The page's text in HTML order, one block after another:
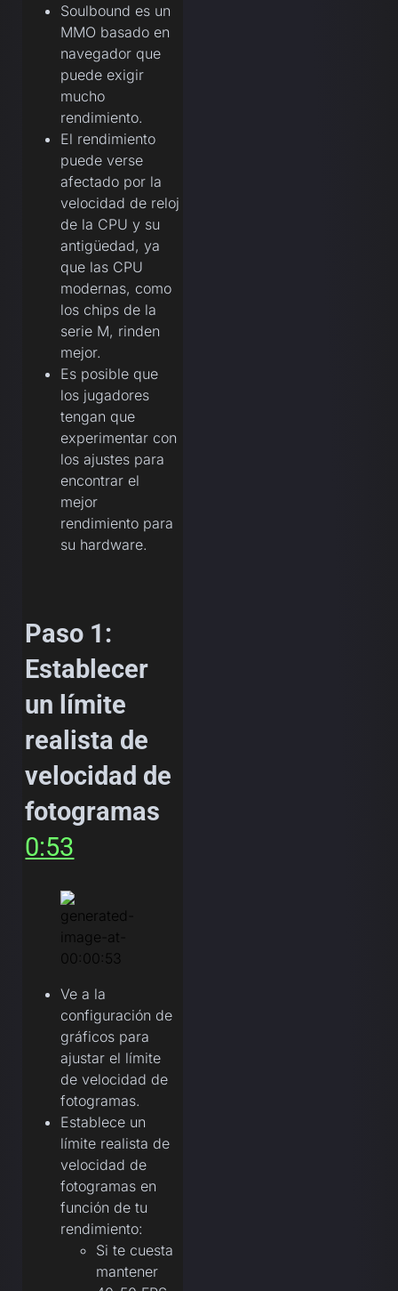
Soulbound es un
MMO basado en
navegador que
puede exigir
mucho
rendimiento.
El rendimiento
puede verse
afectado por la
velocidad de reloj
de la CPU y su
antigüedad, ya
que las CPU
modernas, como
los chips de la
serie M, rinden
mejor.
Es posible que
los jugadores
tengan que
experimentar con
los ajustes para
encontrar el
mejor
rendimiento para
su hardware.
Paso 1:
Establecer
un límite
realista de
velocidad de
fotogramas
0:53
Ve a la
configuración de
gráficos para
ajustar el límite
de velocidad de
fotogramas.
Establece un
límite realista de
velocidad de
fotogramas en
función de tu
rendimiento:
Si te cuesta
mantener